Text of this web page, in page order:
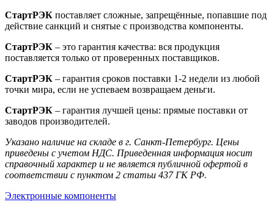
СтартРЭК поставляет сложные, запрещённые, попавшие под
действие санкций и снятые с производства компоненты.
СтартРЭК – это гарантия качества: вся продукция
поставляется только от проверенных поставщиков.
СтартРЭК – гарантия сроков поставки 1-2 недели из любой
точки мира, если не успеваем возвращаем деньги.
СтартРЭК – гарантия лучшей цены: прямые поставки от
заводов производителей.
Указано наличие на складе в г. Санкт-Петербург. Цены
приведены с учетом НДС. Приведенная информация носит
справочный характер и не является публичной офертой в
соответствии с пунктом 2 статьи 437 ГК РФ.
Электронные компоненты